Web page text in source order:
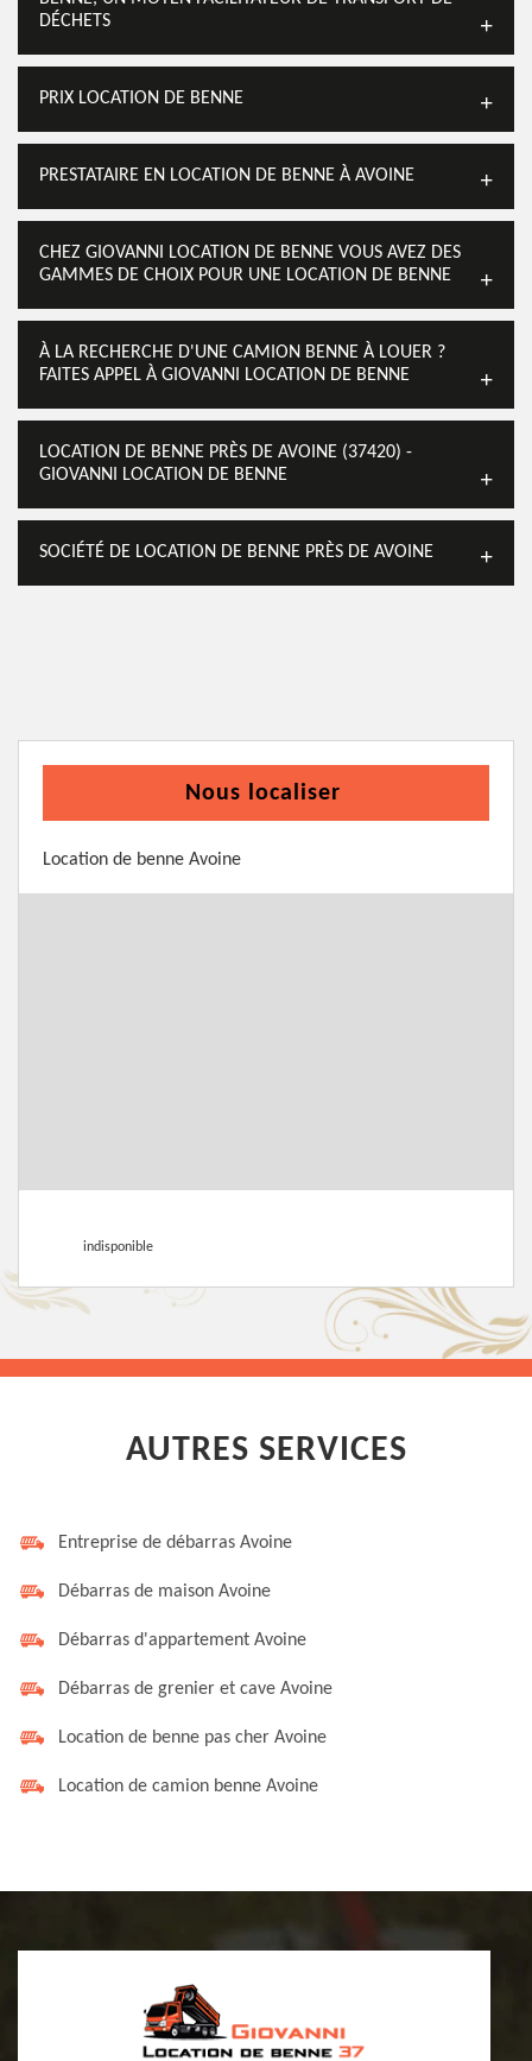
DÉCHETS
PRIX LOCATION DE BENNE
PRESTATAIRE EN LOCATION DE BENNE À AVOINE
CHEZ GIOVANNI LOCATION DE BENNE VOUS AVEZ DES
GAMMES DE CHOIX POUR UNE LOCATION DE BENNE
À LA RECHERCHE D'UNE CAMION BENNE À LOUER ?
FAITES APPEL À GIOVANNI LOCATION DE BENNE
LOCATION DE BENNE PRÈS DE AVOINE (37420) -
GIOVANNI LOCATION DE BENNE
SOCIÉTÉ DE LOCATION DE BENNE PRÈS DE AVOINE
Nous localiser
Location de benne Avoine
indisponible
AUTRES SERVICES
Entreprise de débarras Avoine
Débarras de maison Avoine
Débarras d'appartement Avoine
Débarras de grenier et cave Avoine
Location de benne pas cher Avoine
Location de camion benne Avoine